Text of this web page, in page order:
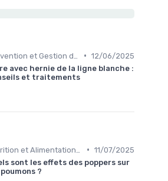
• 12/06/2025
avec hernie de la ligne blanche :
et traitements
• 11/07/2025
sont les effets des poppers sur
?